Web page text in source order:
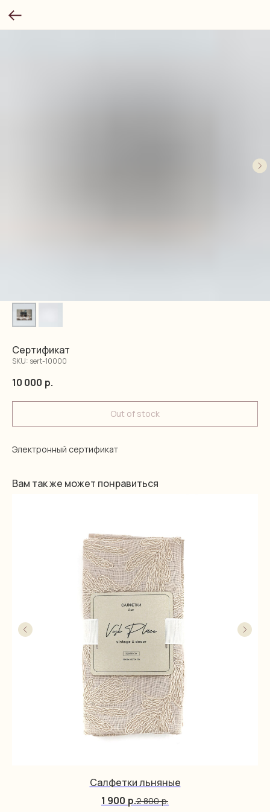
Сертификат
SKU: sert-10000
10 000 р.
Out of stock
Электронный сертификат
Вам так же может понравиться
Салфетки льняные
1 900 р.2 800 р.